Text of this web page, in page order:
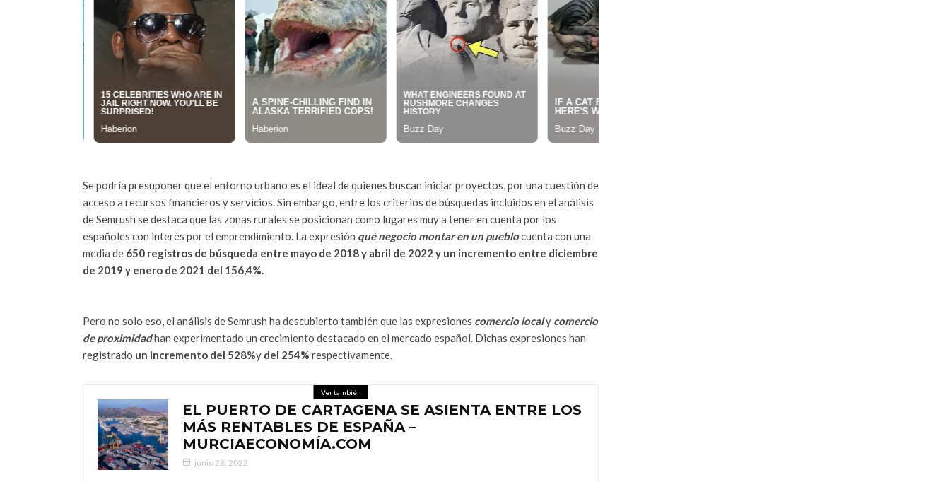
Se podría presuponer que el entorno urbano es el ideal de quienes buscan iniciar proyectos, por una cuestión de
acceso a recursos financieros y servicios. Sin embargo, entre los criterios de búsquedas incluidos en el análisis
de Semrush se destaca que las zonas rurales se posicionan como lugares muy a tener en cuenta por los
españoles con interés por el emprendimiento. La expresión qué negocio montar en un pueblocuenta con una
media de 650 registros de búsqueda entre mayo de 2018 y abril de 2022 y un incremento entre diciembre
de 2019 y enero de 2021 del 156,4%.
Pero no solo eso, el análisis de Semrush ha descubierto también que las expresiones comercio localy comercio
de proximidadhan experimentado un crecimiento destacado en el mercado español. Dichas expresiones han
registrado un incremento del 528%y del 254% respectivamente.
Ver también
EL PUERTO DE CARTAGENA SE ASIENTA ENTRE LOS
MÁS RENTABLES DE ESPAÑA –
MURCIAECONOMÍA.COM
junio 28, 2022